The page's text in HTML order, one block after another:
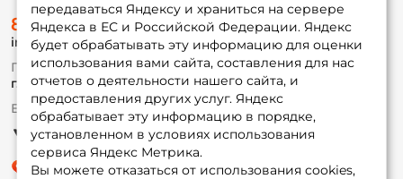
передаваться Яндексу и храниться на сервере
Яндекса в ЕС и Российской Федерации. Яндекс
будет обрабатывать эту информацию для оценки
использования вами сайта, составления для нас
отчетов о деятельности нашего сайта, и
предоставления других услуг. Яндекс
обрабатывает эту информацию в порядке,
установленном в условиях использования
сервиса Яндекс Метрика.
Вы можете отказаться от использования cookies,
О магазине
Доставка
Оплата
Fox-bonus
Гуру
Партнерская программа
8 (495) 532-77-88
info@foxfishing.ru
По вопросам с заказом
г. Москва, ул. Плеханова д.7
Ежедневно 10:00 до 20:00